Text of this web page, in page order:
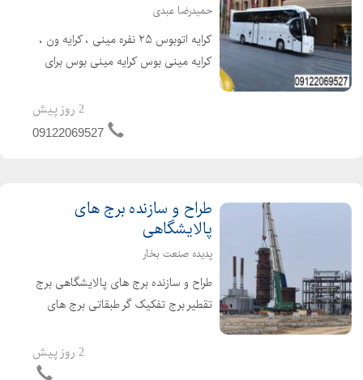
حمیدرضا عبدی
کرایه اتوبوس ۲۵ نفره مینی ، کرایه ون ،
کرایه مینی بوس کرایه مینی بوس برای
مدرسه ، همایش های مختلف سرویس
های لوکس برای مدیران شرکت های
2 روز پیش
09122069527
طراح و سازنده برج های
پالایشگاهی
پدیده صنعت بخار
طراح و سازنده برج های پالایشگاهی برج
تقطیر برج تفکیک گر طبقاتی برج های
تقطیر پالایشگاه برای جداسازی
هیدروکربن ها از یکدیگر مورد استفاده قرار
2 روز پیش